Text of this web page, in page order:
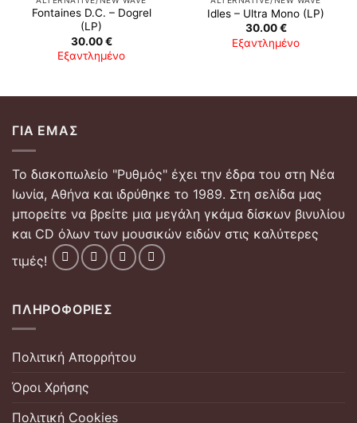
Fontaines D.C. ‎– Dogrel
(LP)
30.00€
Εξαντλημένο
Idles ‎– Ultra Mono (LP)
30.00€
Εξαντλημένο
ΓΙΑ ΕΜΆΣ
Το δισκοπωλείο "Ρυθμός" έχει την έδρα του στη Νέα
Ιωνία, Αθήνα και ιδρύθηκε το 1989. Στη σελίδα μας
μπορείτε να βρείτε μια μεγάλη γκάμα δίσκων βινυλίου
και CD όλων των μουσικών ειδών στις καλύτερες
τιμές!
ΠΛΗΡΟΦΟΡΊΕΣ
Πολιτική Απορρήτου
Όροι Χρήσης
Πολιτική Cookies